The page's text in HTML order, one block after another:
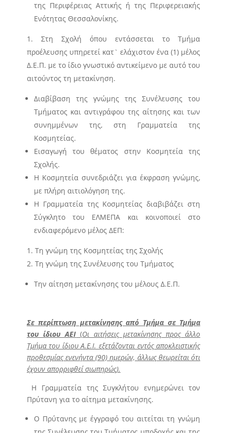
της Περιφέρειας Αττικής ή της Περιφερειακής
Ενότητας Θεσσαλονίκης.
Στη Σχολή όπου εντάσσεται το Τμήμα
προέλευσης υπηρετεί κατ` ελάχιστον ένα (1) μέλος
Δ.Ε.Π. με το ίδιο γνωστικό αντικείμενο με αυτό του
αιτούντος τη μετακίνηση.
Διαβίβαση της γνώμης της Συνέλευσης του
Τμήματος και αντιγράφου της αίτησης και των
συνημμένων της, στη Γραμματεία της
Κοσμητείας.
Εισαγωγή του θέματος στην Κοσμητεία της
Σχολής.
Η Κοσμητεία συνεδριάζει για έκφραση γνώμης,
με πλήρη αιτιολόγηση της.
Η Γραμματεία της Κοσμητείας διαβιβάζει στη
Σύγκλητο του ΕΛΜΕΠΑ και κοινοποιεί στο
ενδιαφερόμενο μέλος ΔΕΠ:
Τη γνώμη της Κοσμητείας της Σχολής
Τη γνώμη της Συνέλευσης του Τμήματος
Την αίτηση μετακίνησης του μέλους Δ.Ε.Π.
Σε περίπτωση μετακίνησης από Τμήμα σε Τμήμα
του ίδιου ΑΕΙ (Οι αιτήσεις μετακίνησης προς άλλο
Τμήμα του ίδιου Α.Ε.Ι. εξετάζονται εντός αποκλειστικής
προθεσμίας ενενήντα (90) ημερών, άλλως θεωρείται ότι
έχουν απορριφθεί σιωπηρώς).
Η Γραμματεία της Συγκλήτου ενημερώνει τον
Πρύτανη για το αίτημα μετακίνησης.
Ο Πρύτανης με έγγραφό του αιτείται τη γνώμη